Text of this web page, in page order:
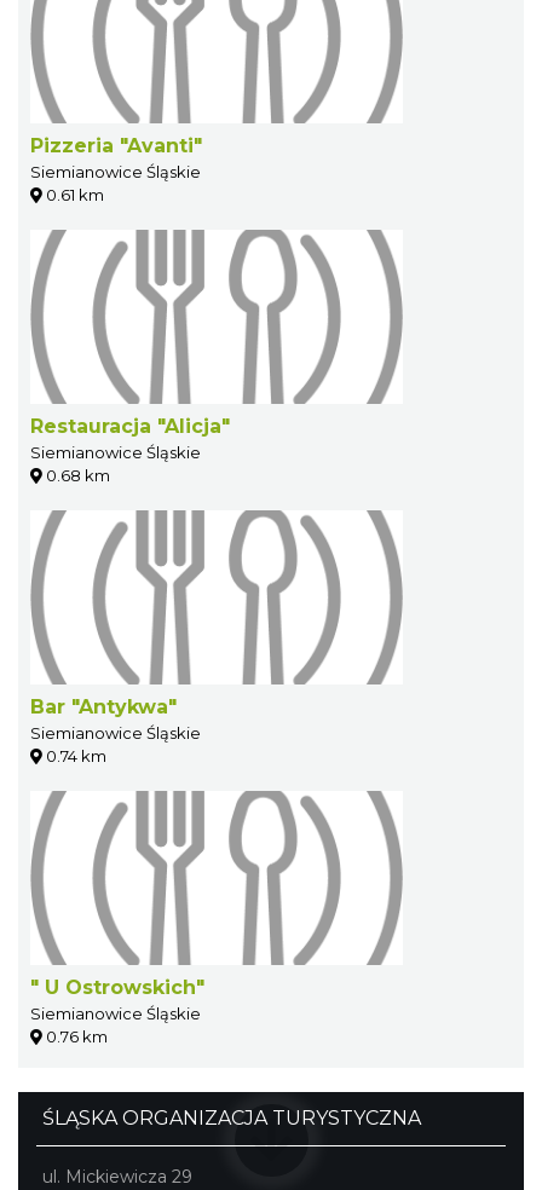
Pizzeria "Avanti"
Siemianowice Śląskie
0.61 km
Restauracja "Alicja"
Siemianowice Śląskie
0.68 km
Bar "Antykwa"
Siemianowice Śląskie
0.74 km
" U Ostrowskich"
Siemianowice Śląskie
0.76 km
ŚLĄSKA ORGANIZACJA TURYSTYCZNA
ul. Mickiewicza 29